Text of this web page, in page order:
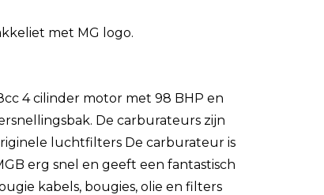
met MG logo.
4 cilinder motor met 98 BHP en
De carburateurs zijn
luchtfilters De carburateur is
erg snel en geeft een fantastisch
kabels, bougies, olie en filters